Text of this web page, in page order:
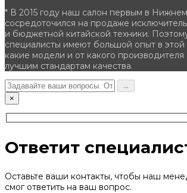
* В 2015 году наш салон первым в
сосредоточился на продаже
и бюджетной китайской техники.
специалисты имеют большой опыт в
какие модели и от какого производителя
лучшим стандартам качества.
→
×
Ответит
Оставьте ваши контакты, чтобы наш
смог ответить на ваш вопрос.